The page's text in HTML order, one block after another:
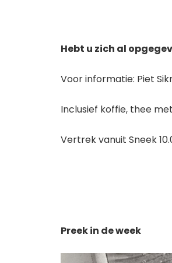
Hebt u zich al
Voor informatie: Piet
Inclusief koffie, thee
Vertrek vanuit Sneek
Preek in de week